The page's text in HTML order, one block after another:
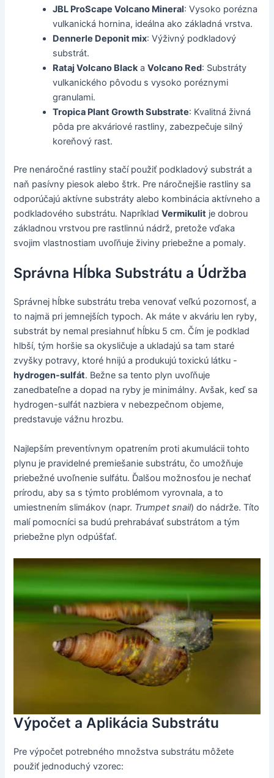
JBL ProScape Volcano Mineral: Vysoko porézna
vulkanická hornina, ideálna ako základná vrstva.
Dennerle Deponit mix: Výživný podkladový
substrát.
Rataj Volcano BlackaVolcano Red: Substráty
vulkanického pôvodu s vysoko poréznymi
granulami.
Tropica Plant Growth Substrate: Kvalitná živná
pôda pre akváriové rastliny, zabezpečuje silný
koreňový rast.
Pre nenáročné rastliny stačí použiť podkladový substrát a
naň pasívny piesok alebo štrk. Pre náročnejšie rastliny sa
odporúčajú aktívne substráty alebo kombinácia aktívneho a
podkladového substrátu. NapríkladVermikulit je dobrou
základnou vrstvou pre rastlinnú nádrž, pretože vďaka
svojim vlastnostiam uvoľňuje živiny priebežne a pomaly.
Správna Hĺbka Substrátu a Údržba
Správnej hĺbke substrátu treba venovať veľkú pozornosť, a
to najmä pri jemnejších typoch. Ak máte v akváriu len ryby,
substrát by nemal presiahnuť hĺbku 5 cm. Čím je podklad
hlbší, tým horšie sa okysličuje a ukladajú sa tam staré
zvyšky potravy, ktoré hnijú a produkujú toxickú látku -
hydrogen-sulfát. Bežne sa tento plyn uvoľňuje
zanedbateľne a dopad na ryby je minimálny. Avšak, keď sa
hydrogen-sulfát nazbiera v nebezpečnom objeme,
predstavuje vážnu hrozbu.
Najlepším preventívnym opatrením proti akumulácii tohto
plynu je pravidelné premiešanie substrátu, čo umožňuje
priebežné uvoľnenie sulfátu. Ďalšou možnosťou je nechať
prírodu, aby sa s týmto problémom vyrovnala, a to
umiestnením slimákov (napr. Trumpet snail) do nádrže. Títo
malí pomocníci sa budú prehrabávať substrátom a tým
priebežne plyn odpúšťať.
Výpočet a Aplikácia Substrátu
Pre výpočet potrebného množstva substrátu môžete
použiť jednoduchý vzorec: